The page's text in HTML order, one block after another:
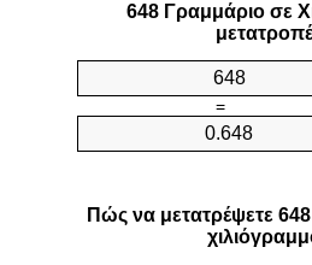
648 Γραμμάριο σε
=
Πώς να μετατρέψετε